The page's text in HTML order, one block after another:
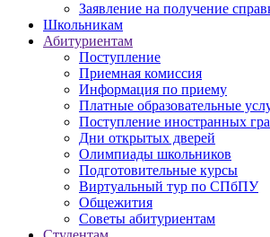
Заявление на получение
Школьникам
Абитуриентам
Поступление
Приемная комиссия
Информация по приему
Платные образовательные
Поступление иностранных
Дни открытых дверей
Олимпиады школьников
Подготовительные курсы
Виртуальный тур по СПбПУ
Общежития
Советы абитуриентам